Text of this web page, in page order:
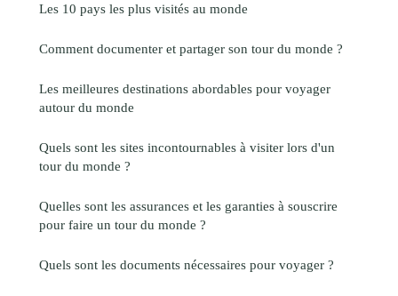
Les 10 pays les plus visités au monde
Comment documenter et partager son tour du monde ?
Les meilleures destinations abordables pour voyager
autour du monde
Quels sont les sites incontournables à visiter lors d'un
tour du monde ?
Quelles sont les assurances et les garanties à souscrire
pour faire un tour du monde ?
Quels sont les documents nécessaires pour voyager ?